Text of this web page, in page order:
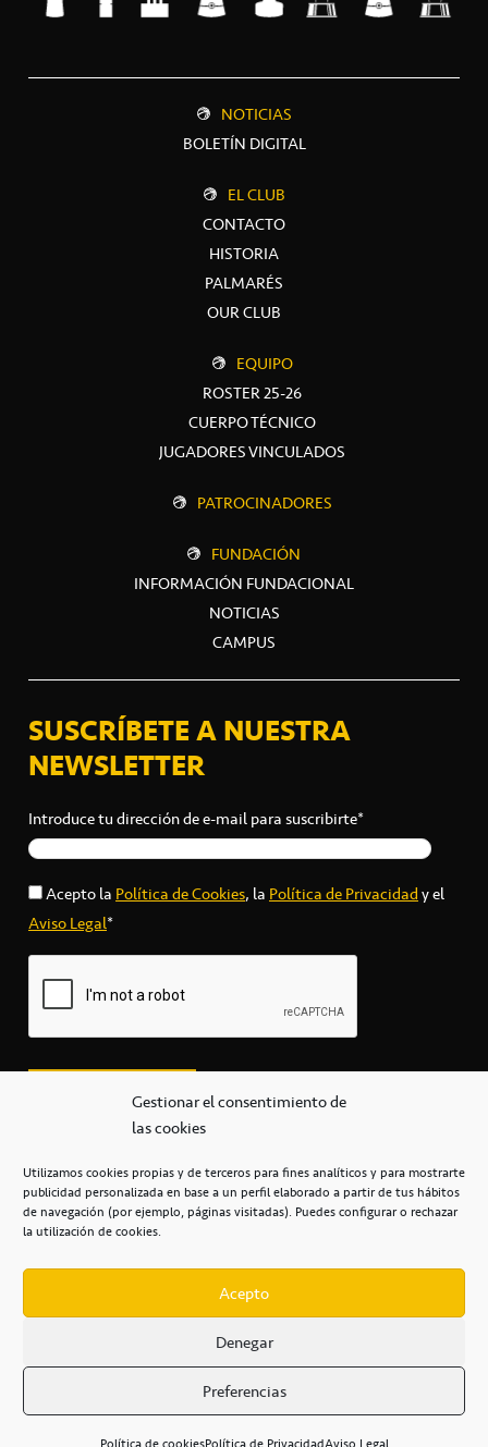
Gestionar el consentimiento de
las cookies
Utilizamos cookies propias y de terceros para fines analíticos y para mostrarte
publicidad personalizada en base a un perfil elaborado a partir de tus hábitos
de navegación (por ejemplo, páginas visitadas). Puedes configurar o rechazar
la utilización de cookies.
Acepto
Denegar
Preferencias
NOTICIAS
BOLETÍN DIGITAL
EL CLUB
CONTACTO
HISTORIA
PALMARÉS
OUR CLUB
EQUIPO
ROSTER 25-26
CUERPO TÉCNICO
JUGADORES VINCULADOS
PATROCINADORES
FUNDACIÓN
INFORMACIÓN FUNDACIONAL
NOTICIAS
CAMPUS
SUSCRÍBETE A NUESTRA
NEWSLETTER
Introduce tu dirección de e-mail para suscribirte*
Acepto laPolítica de Cookies, laPolítica de Privacidady el
Aviso Legal*
secretaria@cbcanarias.es
+34 922 253 684
Casa del Deporte / 38108 – La Laguna
POLÍTICA DE PRIVACIDAD / POLÍTICA DE COOKIES /
AVISO LEGAL / CONDICIONES